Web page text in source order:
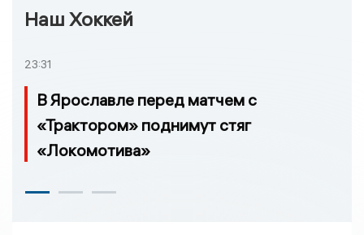
Наш Хоккей
23:31
В Ярославле перед матчем с
«Трактором» поднимут стяг
«Локомотива»